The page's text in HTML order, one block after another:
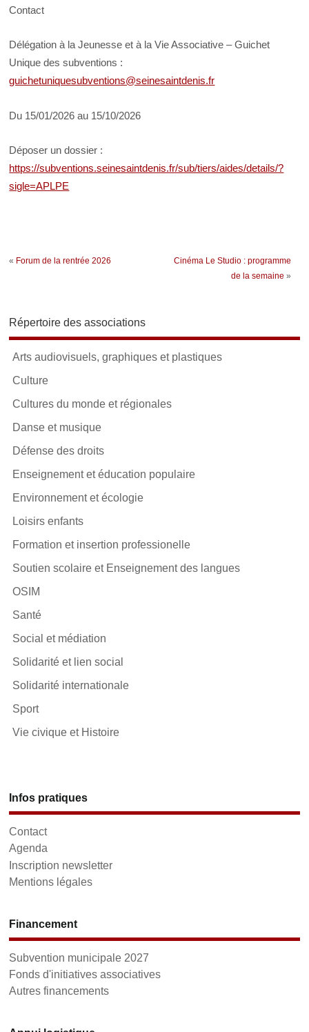
Contact
Délégation à la Jeunesse et à la Vie Associative – Guichet
Unique des subventions :
guichetuniquesubventions@seinesaintdenis.fr
Du 15/01/2026 au 15/10/2026
Déposer un dossier :
https://subventions.seinesaintdenis.fr/sub/tiers/aides/details/?
sigle=APLPE
« Forum de la rentrée 2026
Cinéma Le Studio : programme
de la semaine »
Répertoire des associations
Arts audiovisuels, graphiques et plastiques
Culture
Cultures du monde et régionales
Danse et musique
Défense des droits
Enseignement et éducation populaire
Environnement et écologie
Loisirs enfants
Formation et insertion professionelle
Soutien scolaire et Enseignement des langues
OSIM
Santé
Social et médiation
Solidarité et lien social
Solidarité internationale
Sport
Vie civique et Histoire
Infos pratiques
Contact
Agenda
Inscription newsletter
Mentions légales
Financement
Subvention municipale 2027
Fonds d'initiatives associatives
Autres financements